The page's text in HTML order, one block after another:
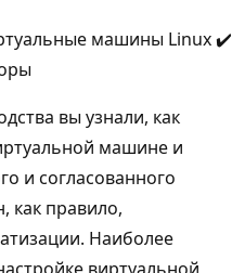
машины Linux ✔️
вы узнали, как
машине и
и согласованного
как правило,
Наиболее
виртуальной